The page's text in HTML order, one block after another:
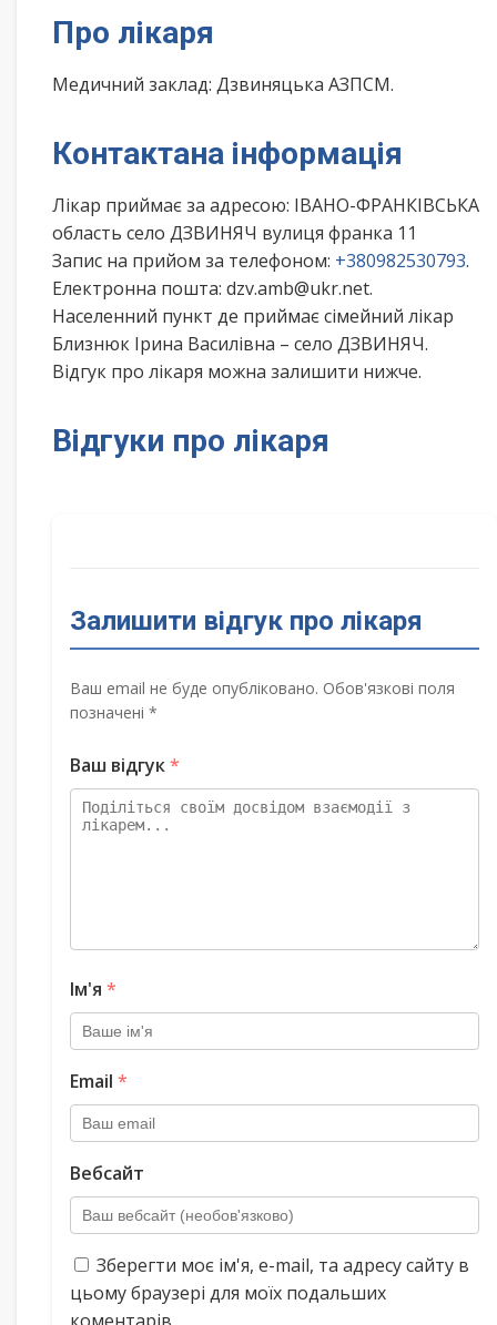
Про лікаря
Медичний заклад: Дзвиняцька АЗПСМ.
Контактана інформація
Лікар приймає за адресою: ІВАНО-ФРАНКІВСЬКА
область село ДЗВИНЯЧ вулиця франка 11
Запис на прийом за телефоном: +380982530793.
Електронна пошта: dzv.amb@ukr.net.
Населенний пункт де приймає сімейний лікар
Близнюк Ірина Василівна – село ДЗВИНЯЧ.
Відгук про лікаря можна залишити нижче.
Відгуки про лікаря
Залишити відгук про лікаря
Ваш email не буде опубліковано. Обов'язкові поля
позначені *
Ваш відгук*
Ім'я *
Email *
Вебсайт
Зберегти моє ім'я, e-mail, та адресу сайту в
цьому браузері для моїх подальших